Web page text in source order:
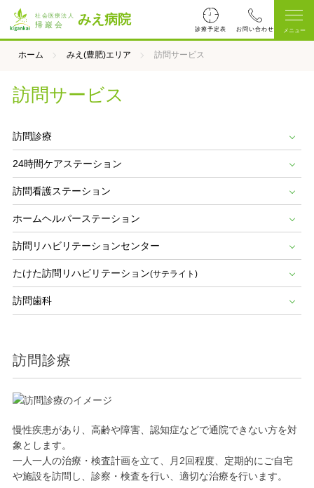
みえ病院
診療予定表
ホーム みえ(豊肥)エリア 訪問サービス
訪問サービス
訪問診療
24時間ケアステーション
訪問看護ステーション
ホームヘルパーステーション
訪問リハビリテーションセンター
たけた訪問リハビリテーション(サテライト)
訪問歯科
訪問診療
慢性疾患があり、高齢や障害、認知症などで通院できない方を対
象とします。
一人一人の治療・検査計画を立て、月2回程度、定期的にご自宅
や施設を訪問し、 診察・検査を行い、適切な治療を行います。